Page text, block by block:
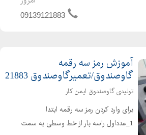
رمز را داخل موتور رمز میگذاریم ویک ربع
09139121883
آموزش رمز سه رقمه
گاوصندوق/تعمیرگاوصندوق 09139121883
تولیدی گاوصندوق ایمن کار
برای وارد کردن رمز سه رقمه ابتدا
1_عدداول راسه بار از خط وسطی به سمت